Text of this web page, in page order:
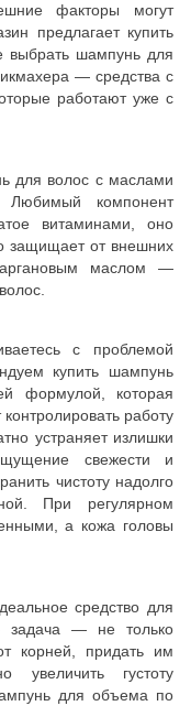
факторы могут
предлагает купить
выбрать шампунь для
— средства с
работают уже с
для волос с маслами
компонент
витаминами, оно
защищает от внешних
маслом —
с проблемой
купить шампунь
формулой, которая
работу
устраняет излишки
свежести и
чистоту надолго
При регулярном
а кожа головы
средство для
задача — не только
корней, придать им
увеличить густоту
для объема по